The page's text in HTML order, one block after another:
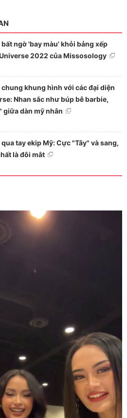
ngờ 'bay màu' khỏi bảng xếp
2022 của Missosology
chung khung hình với các đại diện
Nhan sắc như búp bê barbie,
giữa dàn mỹ nhân
tay ekip Mỹ: Cực "Tây" và sang,
là đôi mắt